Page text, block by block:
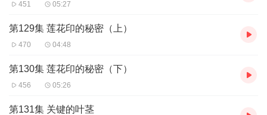
451 05:27
第129集 莲花印的秘密（上）
470 04:48
第130集 莲花印的秘密（下）
456 05:26
第131集 关键的叶茎